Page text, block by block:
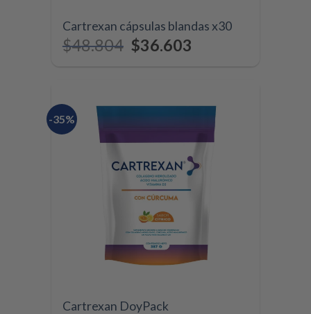
Cartrexan cápsulas blandas x30
$48.804 $36.603
-35%
Cartrexan DoyPack